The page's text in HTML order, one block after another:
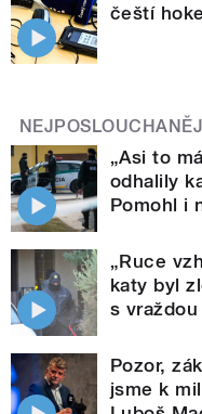
čeští
„Asi to
odhalily
Pomohl i
„Ruce
katy byl
s
Pozor,
jsme k